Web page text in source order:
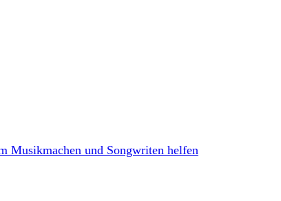
Musikmachen und Songwriten helfen